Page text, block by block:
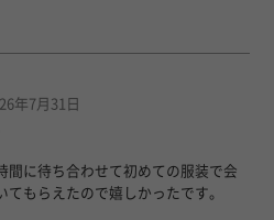
年7月31日
間に待ち合わせて初めての服装で会
てもらえたので嬉しかったです。